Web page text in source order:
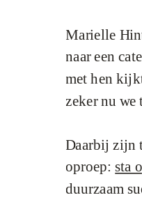
Marielle
naar een
met hen
zeker nu we
Daarbij zijn
oproep:sta
duurzaam